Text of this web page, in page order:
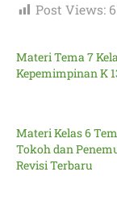
Post Views:
Materi Tema 7
Kepemimpinan K
Materi Kelas 6
Tokoh dan
Revisi Terbaru